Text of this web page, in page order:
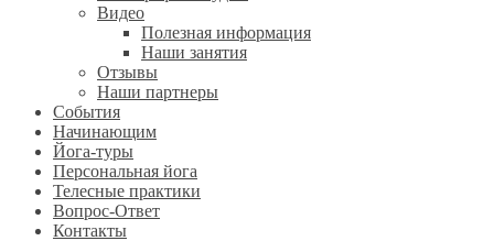
Видео
Полезная информация
Наши занятия
Отзывы
Наши партнеры
События
Начинающим
Йога-туры
Персональная йога
Телесные практики
Вопрос-Ответ
Контакты